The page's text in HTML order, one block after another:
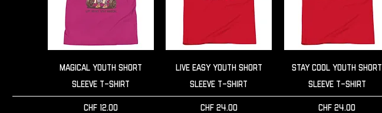
Schnellansicht
Magical Youth Short
Sleeve T-Shirt
Preis
CHF 12.00
Schnellansicht
Live easy Youth Short
Sleeve T-Shirt
Preis
CHF 24.00
Schnellansicht
Stay cool Youth Short
Sleeve T-Shirt
Preis
CHF 24.00